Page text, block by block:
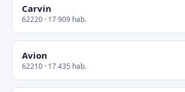
Carvin
62220 · 17 909 hab.
Avion
62210 · 17 435 hab.